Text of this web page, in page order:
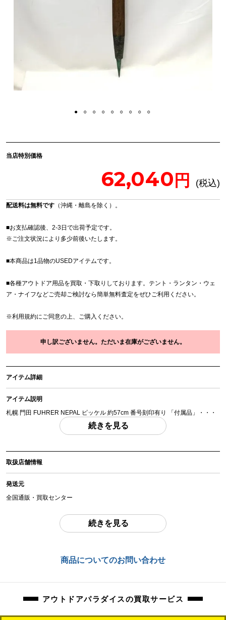
当店特別価格
62,040
配送料は無料です （沖縄・離島を除く）。
■お支払確認後、2-3日で出荷予定です。
※ご注文状況により多少前後いたします。
■本商品は1品物のUSEDアイテムです。
■各種アウトドア用品を買取・下取りしております。テント・ランタン・ウェ
ア・ナイフなどご売却ご検討なら簡単無料査定をぜひご利用ください。
※利用規約にご同意の上、ご購入ください。
申し訳ございません。ただいま在庫がございません。
アイテム詳細
アイテム説明
札幌 門田 FUHRER NEPAL ピッケル 約57cm 番号刻印有り 「付属品」・・・
写真のものがすべてになります。
(撮影、運搬備品は除く)
アイテム状態
中古：C（使用感あり/キズ、ヨゴレあり）
われるビニールが巻いてあります。
orb-2404242803-od-081554049
続きを見る
取扱店舗情報
発送元
全国通販・買取センター
東京都江戸川区中葛西6-10-15 2F
続きを見る
商品についてのお問い合わせ
アウトドアパラダイスの買取サービス